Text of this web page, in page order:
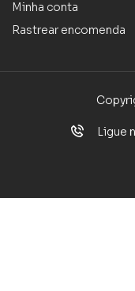
Minha conta
Rastrear encomenda
Ligue